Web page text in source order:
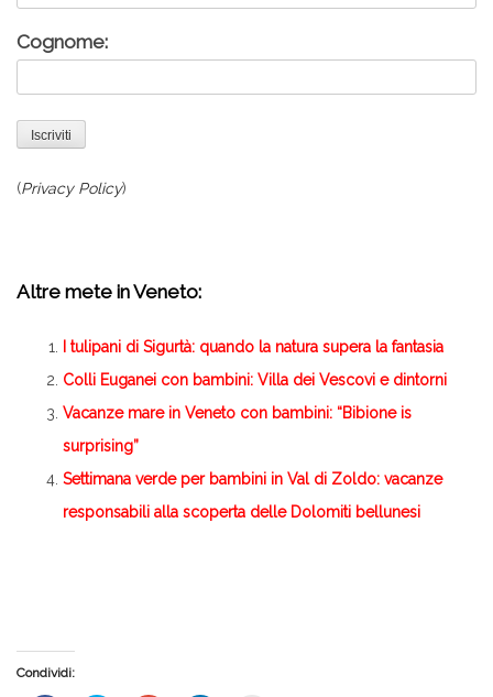
Cognome:
(Privacy Policy)
Altre mete in Veneto:
I tulipani di Sigurtà: quando la natura supera la fantasia
Colli Euganei con bambini: Villa dei Vescovi e dintorni
Vacanze mare in Veneto con bambini: “Bibione is
surprising”
Settimana verde per bambini in Val di Zoldo: vacanze
responsabili alla scoperta delle Dolomiti bellunesi
Condividi: